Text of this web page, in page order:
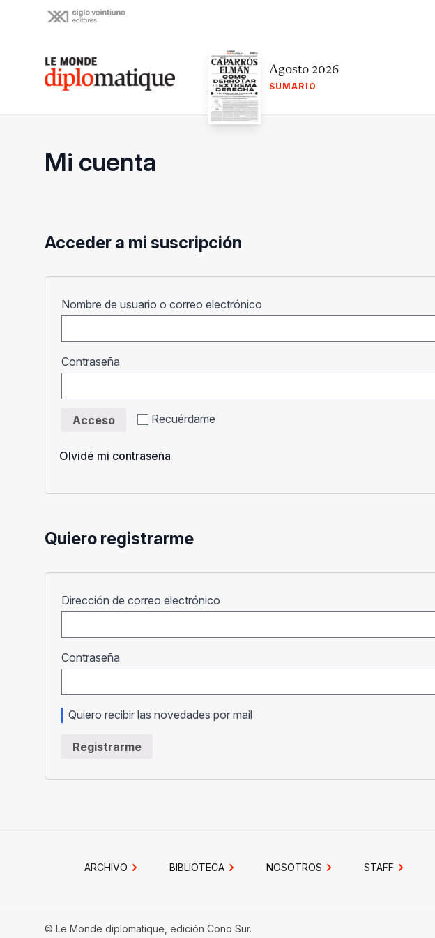
Le monde diplomatique Agosto 2026
SUMARIO
Mi cuenta
Acceder a mi suscripción
Nombre de usuario o correo electrónico
Contraseña
Recuérdame
Acceso
Olvidé mi contraseña
Quiero registrarme
Dirección de correo electrónico
Contraseña
Quiero recibir las novedades por mail
Registrarme
ARCHIVO BIBLIOTECA NOSOTROS STAFF
© Le Monde diplomatique, edición Cono Sur.